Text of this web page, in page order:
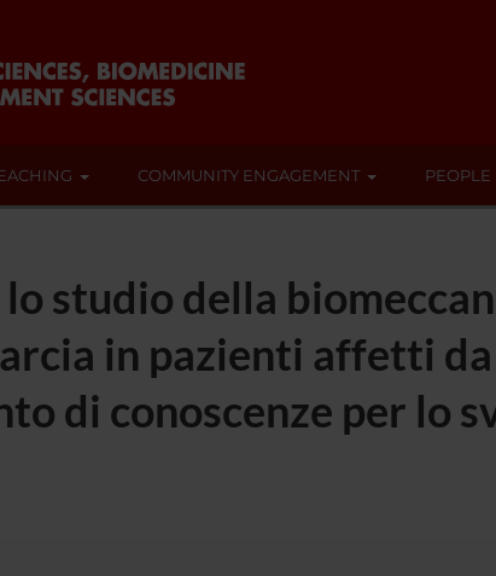
COMMUNITY ENGAGEMENT PEOPLE
studio della
in pazienti affetti
di conoscenze per lo